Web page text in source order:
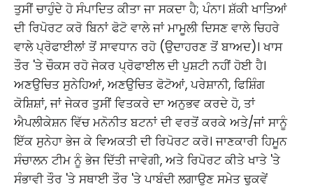
ਤੁਸੀਂ ਚਾਹੁੰਦੇ ਹੋ ਸੰਪਾਦਿਤ ਕੀਤਾ ਜਾ ਸਕਦਾ ਹੈ; ਪੰਨਾ। ਸ਼ੱਕੀ ਖਾਤਿਆਂ
ਦੀ ਰਿਪੋਰਟ ਕਰੋ ਬਿਨਾਂ ਫੋਟੋ ਵਾਲੇ ਜਾਂ ਮਾਮੂਲੀ ਦਿਸਣ ਵਾਲੇ ਚਿਹਰੇ
ਵਾਲੇ ਪ੍ਰੋਫਾਈਲਾਂ ਤੋਂ ਸਾਵਧਾਨ ਰਹੋ (ਉਦਾਹਰਣ ਤੋਂ ਬਾਅਦ)। ਖਾਸ
ਤੌਰ 'ਤੇ ਚੌਕਸ ਰਹੋ ਜੇਕਰ ਪ੍ਰੋਫਾਈਲ ਦੀ ਪੁਸ਼ਟੀ ਨਹੀਂ ਹੋਈ ਹੈ।
ਅਣਉਚਿਤ ਸੁਨੇਹਿਆਂ, ਅਣਉਚਿਤ ਫੋਟੋਆਂ, ਪਰੇਸ਼ਾਨੀ, ਫਿਸ਼ਿੰਗ
ਕੋਸ਼ਿਸ਼ਾਂ, ਜਾਂ ਜੇਕਰ ਤੁਸੀਂ ਵਿਤਕਰੇ ਦਾ ਅਨੁਭਵ ਕਰਦੇ ਹੋ, ਤਾਂ
ਐਪਲੀਕੇਸ਼ਨ ਵਿੱਚ ਮਨੋਨੀਤ ਬਟਨਾਂ ਦੀ ਵਰਤੋਂ ਕਰਕੇ ਅਤੇ/ਜਾਂ ਸਾਨੂੰ
ਇੱਕ ਸੁਨੇਹਾ ਭੇਜ ਕੇ ਵਿਅਕਤੀ ਦੀ ਰਿਪੋਰਟ ਕਰੋ। ਜਾਣਕਾਰੀ ਹਿਮੂਨ
ਸੰਚਾਲਨ ਟੀਮ ਨੂੰ ਭੇਜ ਦਿੱਤੀ ਜਾਵੇਗੀ, ਅਤੇ ਰਿਪੋਰਟ ਕੀਤੇ ਖਾਤੇ 'ਤੇ
ਸੰਭਾਵੀ ਤੌਰ 'ਤੇ ਸਥਾਈ ਤੌਰ 'ਤੇ ਪਾਬੰਦੀ ਲਗਾਉਣ ਸਮੇਤ ਢੁਕਵੇਂ